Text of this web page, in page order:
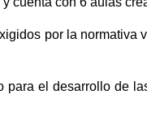
por la normativa
el desarrollo de